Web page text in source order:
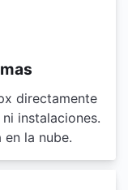
directamente
instalaciones.
la nube.